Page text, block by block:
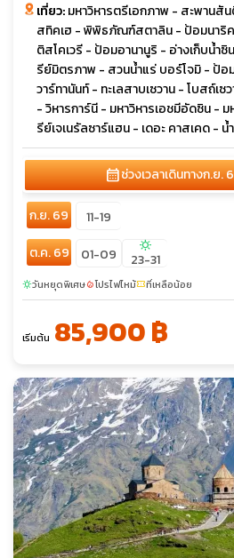
เที่ยว:มหาวิหารตรีเอกภาพ - สะพานสั
สทิคเฮ - พิพิธภัณฑ์สตาลิน - ป้อมนาริค
ติสโคเวรี - ป้อมอานานูริ - อ่างเก็บน้ำ
รีย์มิตรภาพ - สวนน้ำแร่ บอร์โจมิ - ป้
วาร์ทานันท์ - ทะเลสาบเซวาน - โบสถ์เซ
- วิหารการ์นี - มหาวิหารเอชมีอัดซิน -
รีย์เจเนรัลซาร์แฮน - เดอะ คาสเคด - น้
calendar_monthช่วงเวลาเดินทางก.ย.
ก.ย. 69
11-19
ต.ค. 69
01-09 sunny
23-31
sunnyวันหยุดพิเศษlocal_fire_departmentโปรไฟไหม้confirmation_numberที่เหลือน้อย
เริ่มต้น 85,900 ฿